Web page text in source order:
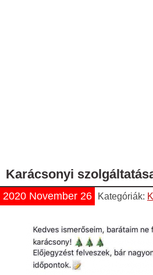
Karácsonyi
2020 November 26 Kategóriák: